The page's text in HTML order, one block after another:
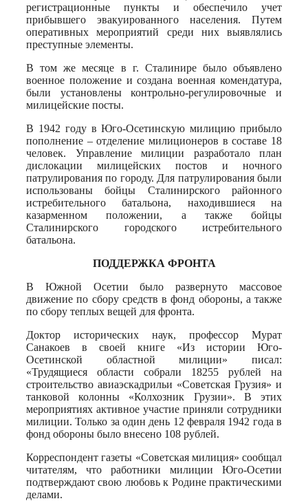
регистрационные пункты и обеспечило учет
прибывшего эвакуированного населения. Путем
оперативных мероприятий среди них выявлялись
преступные элементы.
В том же месяце в г. Сталинире было объявлено
военное положение и создана военная комендатура,
были установлены контрольно-регулировочные и
милицейские посты.
В 1942 году в Юго-Осетинскую милицию прибыло
пополнение – отделение милиционеров в составе 18
человек. Управление милиции разработало план
дислокации милицейских постов и ночного
патрулирования по городу. Для патрулирования были
использованы бойцы Сталинирского районного
истребительного батальона, находившиеся на
казарменном положении, а также бойцы
Сталинирского городского истребительного
батальона.
ПОДДЕРЖКА ФРОНТА
В Южной Осетии было развернуто массовое
движение по сбору средств в фонд обороны, а также
по сбору теплых вещей для фронта.
Доктор исторических наук, профессор Мурат
Санакоев в своей книге «Из истории Юго-
Осетинской областной милиции» писал:
«Трудящиеся области собрали 18255 рублей на
строительство авиаэскадрильи «Советская Грузия» и
танковой колонны «Колхозник Грузии». В этих
мероприятиях активное участие приняли сотрудники
милиции. Только за один день 12 февраля 1942 года в
фонд обороны было внесено 108 рублей.
Корреспондент газеты «Советская милиция» сообщал
читателям, что работники милиции Юго-Осетии
подтверждают свою любовь к Родине практическими
делами.